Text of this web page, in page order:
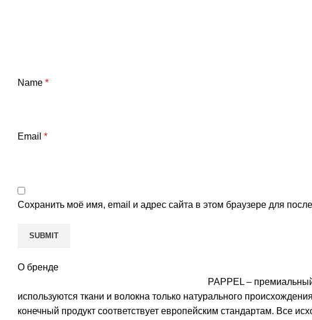
Name *
Email *
Сохранить моё имя, email и адрес сайта в этом браузере для
О бренде
PAPPEL –
используются ткани и волокна только натурального
конечный продукт соответствует европейским стандартам. Все